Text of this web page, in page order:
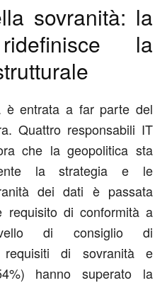
sovranità: la
la
è entrata a far parte del
Quattro responsabili IT
che la geopolitica sta
la strategia e le
dei dati è passata
requisito di conformità a
di consiglio di
di sovranità e
hanno superato la